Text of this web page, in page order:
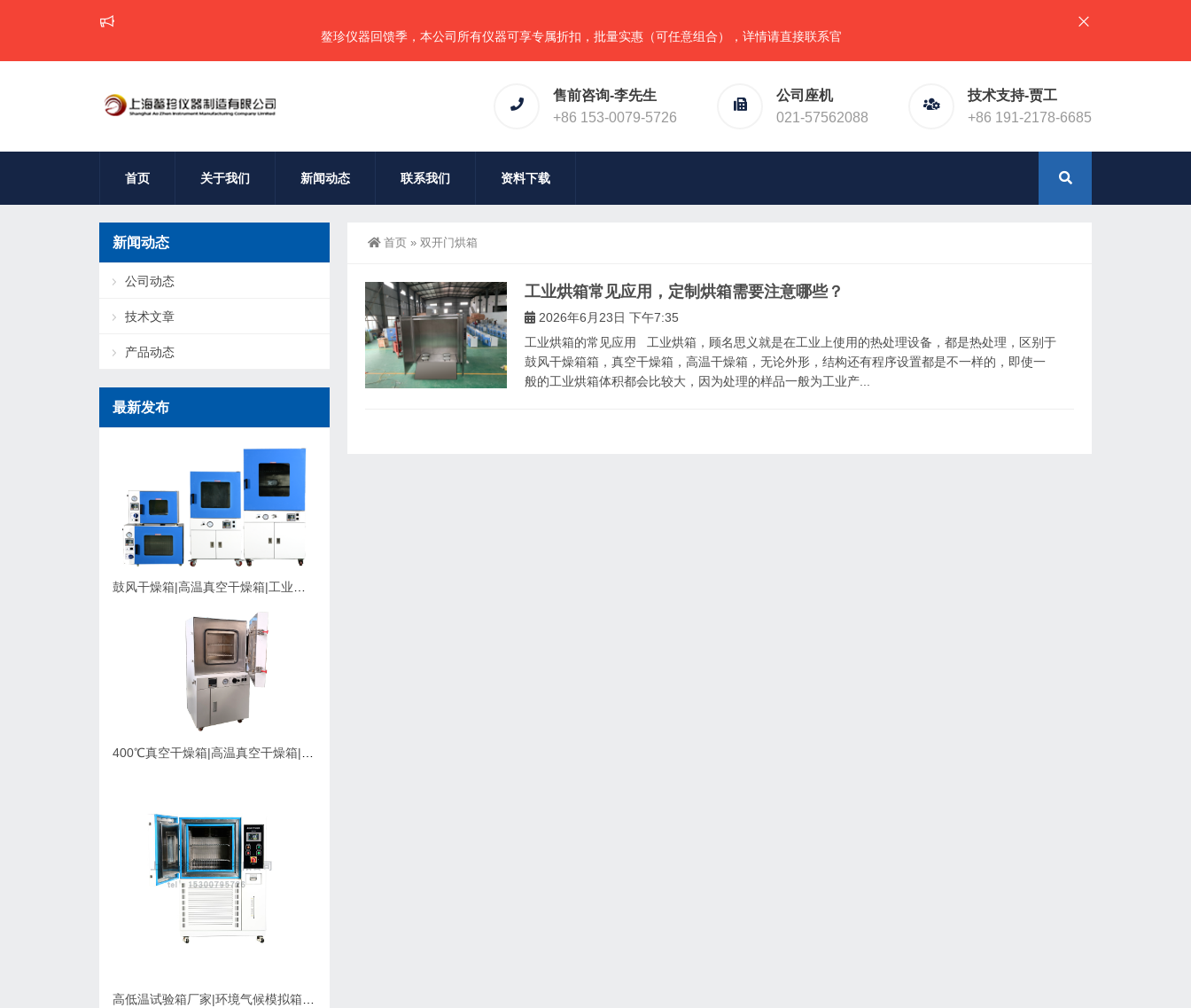
鳌珍仪器回馈季，本公司所有仪器可享专属折扣，批量实惠（可任意组合），详情请直接联系官网预留电话！或加微信（同手机号）
售前咨询-李先生
+86 153-0079-5726
公司座机
021-57562088
技术支持-贾工
+86 191-2178-6685
首页 关于我们 新闻动态 联系我们 资料下载
首页 » 双开门烘箱
工业烘箱常见应用，定制烘箱需要注意哪些？
2026年6月23日 下午7:35
工业烘箱的常见应用 工业烘箱，顾名思义就是在工业上使用的热处理设备，都是热处理，区别于
鼓风干燥箱箱，真空干燥箱，高温干燥箱，无论外形，结构还有程序设置都是不一样的，即使一
般的工业烘箱体积都会比较大，因为处理的样品一般为工业产...
新闻动态
公司动态
技术文章
产品动态
最新发布